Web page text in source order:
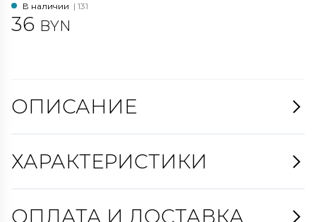
В наличии | 131
36 BYN
ОПИСАНИЕ
ХАРАКТЕРИСТИКИ
ОПЛАТА И ДОСТАВКА